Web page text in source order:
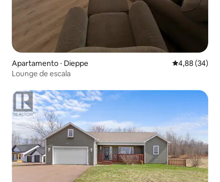
Apartamento ⋅ Dieppe 4,88 de uma
4,88 (34)
Lounge de escala